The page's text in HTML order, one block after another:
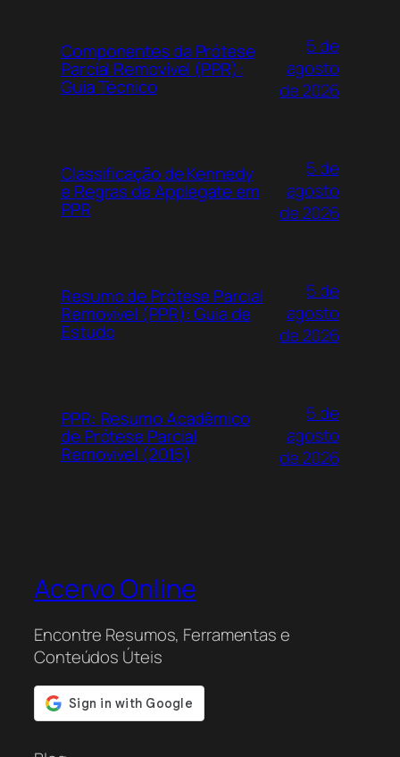
Componentes da Prótese
Parcial Removível (PPR):
Guia Técnico
5 de
agosto
de 2026
Classificação de Kennedy
e Regras de Applegate em
PPR
5 de
agosto
de 2026
Resumo de Prótese Parcial
Removível (PPR): Guia de
Estudo
5 de
agosto
de 2026
PPR: Resumo Acadêmico
de Prótese Parcial
Removível (2015)
5 de
agosto
de 2026
Acervo Online
Encontre Resumos, Ferramentas e
Conteúdos Úteis